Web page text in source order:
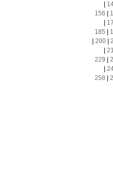
156
185
200|
229
258